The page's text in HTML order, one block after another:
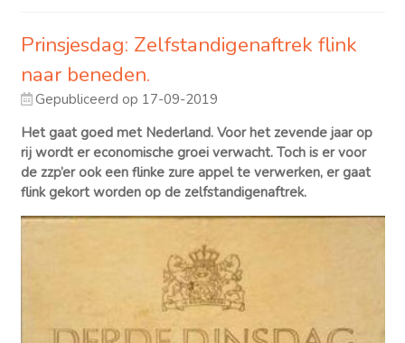
Prinsjesdag: Zelfstandigenaftrek flink
naar beneden.
Gepubliceerd op 17-09-2019
Het gaat goed met Nederland. Voor het zevende jaar op
rij wordt er economische groei verwacht. Toch is er voor
de zzp’er ook een flinke zure appel te verwerken, er gaat
flink gekort worden op de zelfstandigenaftrek.